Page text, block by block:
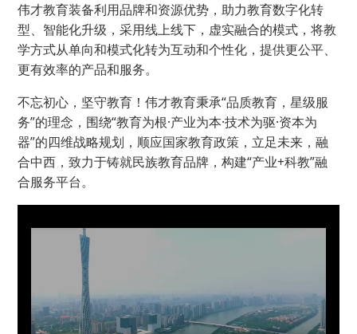
伟才教育装备利用品牌和资源优势，助力教育数字化转
型、智能化升级，采用线上线下，虚实融合的模式，将教
学方式从单向和模式化转为互动和个性化，提供更公平、
更有效率的产品和服务。
不忘初心，坚守教育！伟才教育秉承“品质教育，星级服
务”的理念，围绕“教育为根·产业为本·技术为驱·资本为
器”的四维战略规划，顺应国家教育政策，立足未来，融
合中西，致力于铸就民族教育品牌，构建“产业+科教”融
合服务平台。